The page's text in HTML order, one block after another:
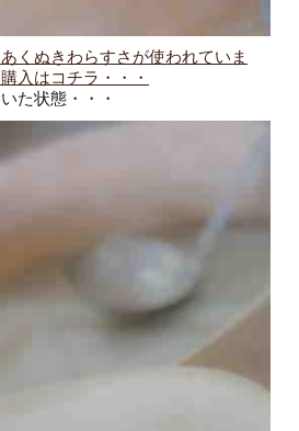
くぬきわらすさが使われていま
入はコチラ・・・
た状態・・・